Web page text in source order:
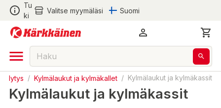
Tu
ki
Valitse myymäläsi Suomi
/ Kylmälaukut ja kylmäkallet / Kylmälaukut ja kylmäkassit
Kylmälaukut ja kylmäkassit